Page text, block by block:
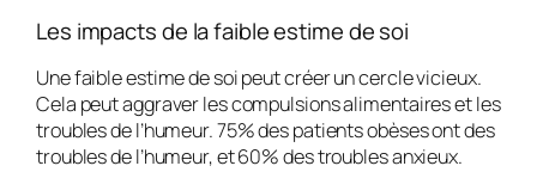
Les impacts de la faible estime de soi
Une faible estime de soi peut créer un cercle vicieux.
Cela peut aggraver les compulsions alimentaires et les
troubles de l’humeur. 75% des patients obèses ont des
troubles de l’humeur, et 60% des troubles anxieux.